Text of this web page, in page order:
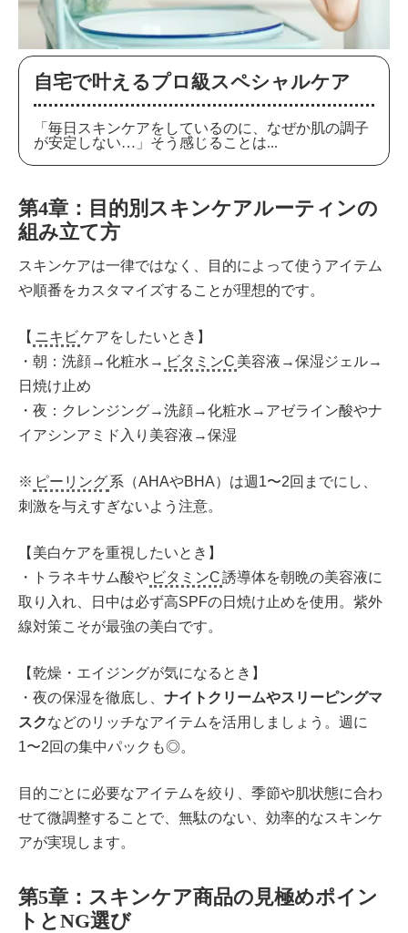
自宅で叶えるプロ級スペシャルケア
「毎日スキンケアをしているのに、なぜか肌の調子
が安定しない…」そう感じることは...
第4章：目的別スキンケアルーティンの
組み立て方
スキンケアは一律ではなく、目的によって使うアイテム
や順番をカスタマイズすることが理想的です。
【 ニキビケアをしたいとき】
・朝：洗顔→化粧水→ ビタミンC 美容液→保湿ジェル→
日焼け止め
・夜：クレンジング→洗顔→化粧水→アゼライン酸やナ
イアシンアミド入り美容液→保湿
※ ピーリング系（AHAやBHA）は週1〜2回までにし、
刺激を与えすぎないよう注意。
【美白ケアを重視したいとき】
・トラネキサム酸や ビタミンC誘導体を朝晩の美容液に
取り入れ、日中は必ず高SPFの日焼け止めを使用。紫外
線対策こそが最強の美白です。
【乾燥・エイジングが気になるとき】
・夜の保湿を徹底し、 ナイトクリームやスリーピングマ
スクなどのリッチなアイテムを活用しましょう。週に
1〜2回の集中パックも◎。
目的ごとに必要なアイテムを絞り、季節や肌状態に合わ
せて微調整することで、無駄のない、効率的なスキンケ
アが実現します。
第5章：スキンケア商品の見極めポイン
トとNG選び